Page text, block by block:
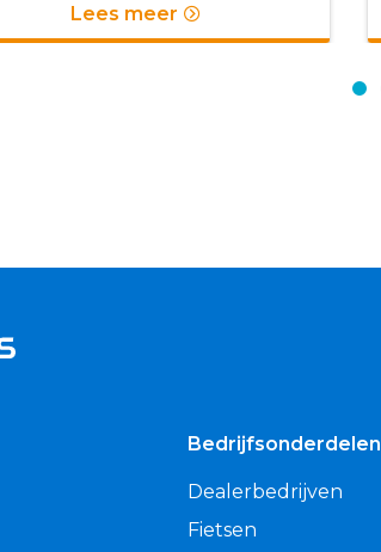
Lees meer
Bedrijfsonderdelen
Dealerbedrijven
Fietsen